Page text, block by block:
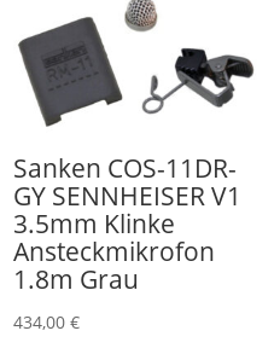
Sanken COS-11DR-
GY SENNHEISER V1
3.5mm Klinke
Ansteckmikrofon
1.8m Grau
434,00€